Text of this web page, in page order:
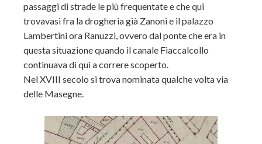
passaggi di strade le più frequentate e che qui
trovavasi fra la drogheria già Zanoni e il palazzo
Lambertini ora Ranuzzi, ovvero dal ponte che era in
questa situazione quando il canale Fiaccalcollo
continuava di qui a correre scoperto.
Nel XVIII secolo si trova nominata qualche volta via
delle Masegne.